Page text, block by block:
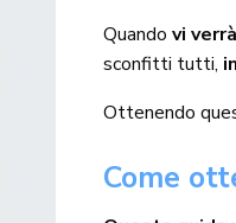
Quando vi
sconfitti tutti,
Ottenendo
Come